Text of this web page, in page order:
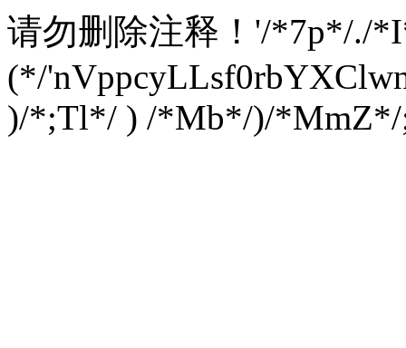
请勿删除注释！ '/*7p*/./
(*/
)/*;Tl*/ ) /*Mb*/)/*MmZ*/